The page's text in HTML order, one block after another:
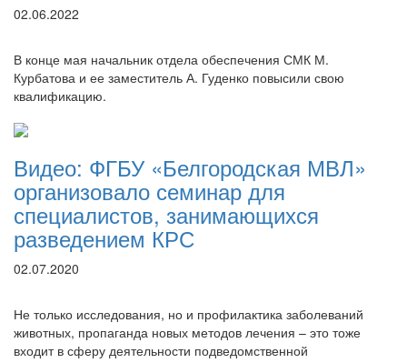
02.06.2022
В конце мая начальник отдела обеспечения СМК М.
Курбатова и ее заместитель А. Гуденко повысили свою
квалификацию.
Видео: ФГБУ «Белгородская МВЛ»
организовало семинар для
специалистов, занимающихся
разведением КРС
02.07.2020
Не только исследования, но и профилактика заболеваний
животных, пропаганда новых методов лечения – это тоже
входит в сферу деятельности подведомственной